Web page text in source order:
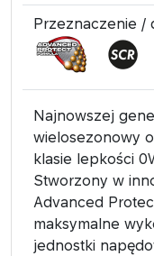
Przeznaczenie /
Najnowszej
wielosezonowy
klasie lepkości
Stworzony w
Advanced
maksymalne
jednostki